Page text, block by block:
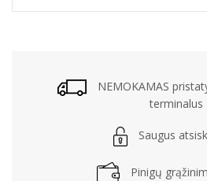
NEMOKAMAS
terminalus
Saugus
Pinigų